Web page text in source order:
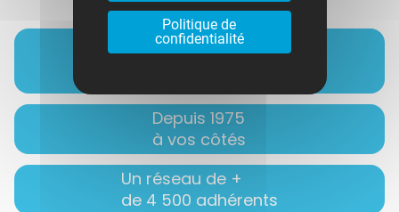
95% de
Depuis 1975
à vos côtés
Un réseau de +
de 4 500 adhérents
Politique de
confidentialité